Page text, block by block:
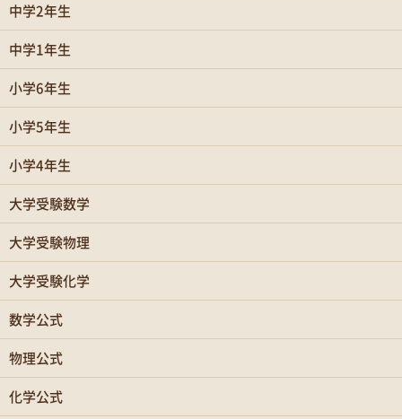
中学2年生
中学1年生
小学6年生
小学5年生
小学4年生
大学受験数学
大学受験物理
大学受験化学
数学公式
物理公式
化学公式